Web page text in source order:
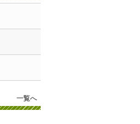
一覧へ